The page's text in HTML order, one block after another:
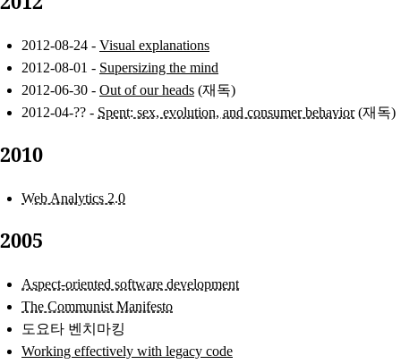
2012-08-24 - Visual explanations
2012-08-01 - Supersizing the mind
2012-06-30 - Out of our heads (재독)
2012-04-?? - Spent: sex, evolution, and consumer behavior(재독)
2010
Web Analytics 2.0
2005
Aspect-oriented software development
The Communist Manifesto
도요타 벤치마킹
Working effectively with legacy code